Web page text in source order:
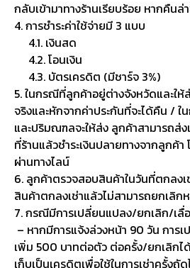
กลับเข้ามาทางร้านเรียบร้อย หากคืนล่
4. การชำระค่าใช้จ่ายมี 3 แบบ
4.1. เงินสด
4.2. โอนเงิน
4.3. บัตรเครดิต (มีชาร์จ 3%)
5. ในกรณีที่ลูกค้าอยู่ต่างจังหวัดและให้
จริงและหักจากค่าประกันที่จะได้คืน /
และปริมณฑลจะให้ส่ง ลูกค้าสามารถส่ง
ที่ร้านแล้วชำระเงินปลายทางจากลูก
ผ่านทางไลน์
6. ลูกค้าตรวจสอบสินค้าในวันที่ตกลงเ
สินค้าตกลงเช่าแล้วไม่สามารถยกเลิก
7. กรณีมีการเปลี่ยนแปลง/ยกเลิก/เลื่
– หากมีการแจ้งล่วงหน้า 90 วัน การ
เพิ่ม 500 บาทต่อตัว ต่อครั้ง/ยกเลิกไ
เก็บเป็นเครดิตเพื่อใช้ในการเช่าครั้งถั